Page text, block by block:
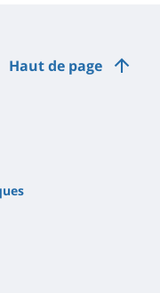
Haut de page